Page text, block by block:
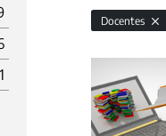
1
Docentes